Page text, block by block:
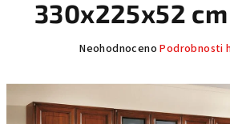
330x225x52
Průměrné
produktu
0,0
Neohodnoceno Podrobnosti